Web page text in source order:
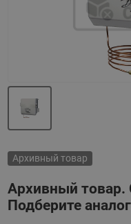
Архивный товар
Архивный товар.
Подберите